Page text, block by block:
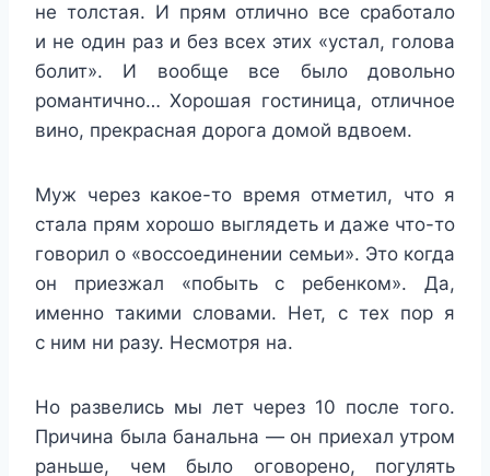
не толстая. И прям отлично все сработало
и не один раз и без всех этих «устал, голова
болит». И вообще все было довольно
романтично… Хорошая гостиница, отличное
вино, прекрасная дорога домой вдвоем.
Муж через какое-то время отметил, что я
стала прям хорошо выглядеть и даже что-то
говорил о «воссоединении семьи». Это когда
он приезжал «побыть с ребенком». Да,
именно такими словами. Нет, с тех пор я
с ним ни разу. Несмотря на.
Но развелись мы лет через 10 после того.
Причина была банальна — он приехал утром
раньше, чем было оговорено, погулять